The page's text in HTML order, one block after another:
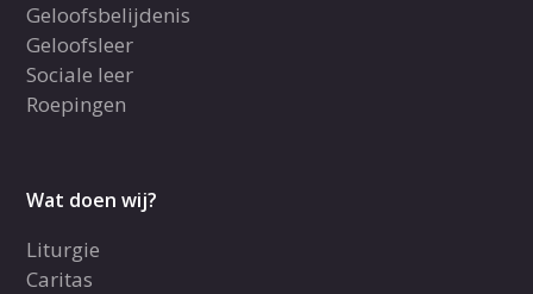
Geloofsbelijdenis
Geloofsleer
Sociale leer
Roepingen
Wat doen wij?
Liturgie
Caritas